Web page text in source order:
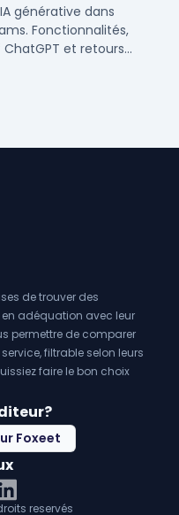
générative dans
Fonctionnalités,
et retours
de trouver des
adéquation avec leur
permettre de comparer
filtrable selon leurs
faire le bon choix
Foxeet
reservés